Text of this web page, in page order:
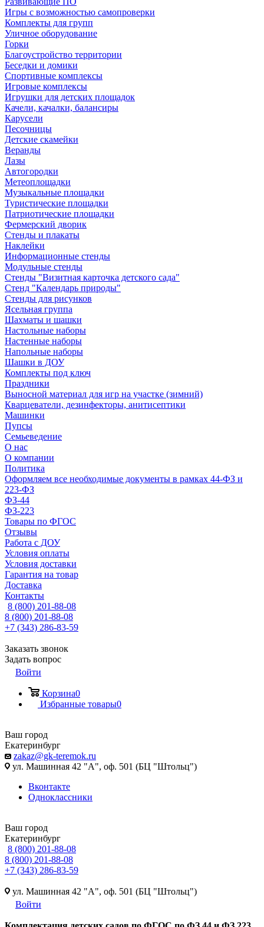
Игры с возможностью самопроверки
Комплекты для групп
Уличное оборудование
Горки
Благоустройство территории
Беседки и домики
Спортивные комплексы
Игровые комплексы
Игрушки для детских площадок
Качели, качалки, балансиры
Карусели
Песочницы
Детские скамейки
Веранды
Лазы
Автогородки
Метеоплощадки
Музыкальные площадки
Туристические площадки
Патриотические площадки
Фермерский дворик
Стенды и плакаты
Наклейки
Информационные стенды
Модульные стенды
Стенды "Визитная карточка детского сада"
Стенд "Календарь природы"
Стенды для рисунков
Ясельная группа
Шахматы и шашки
Настольные наборы
Настенные наборы
Напольные наборы
Шашки в ДОУ
Комплекты под ключ
Праздники
Выносной материал для игр на участке (зимний)
Кварцеватели, дезинфекторы, анитисептики
Машинки
Пупсы
Семьеведение
О нас
О компании
Политика
Оформляем все необходимые документы в рамках 44-ФЗ и
223-ФЗ
ФЗ-44
ФЗ-223
Товары по ФГОС
Отзывы
Работа с ДОУ
Условия оплаты
Условия доставки
Гарантия на товар
Доставка
Контакты
8 (800) 201-88-08
8 (800) 201-88-08
+7 (343) 286-83-59
Заказать звонок
Задать вопрос
Войти
Корзина0
Избранные товары0
Ваш город
Екатеринбург
zakaz@gk-teremok.ru
ул. Машинная 42 "А", оф. 501 (БЦ "Штольц")
Вконтакте
Одноклассники
Ваш город
Екатеринбург
8 (800) 201-88-08
8 (800) 201-88-08
+7 (343) 286-83-59
ул. Машинная 42 "А", оф. 501 (БЦ "Штольц")
Войти